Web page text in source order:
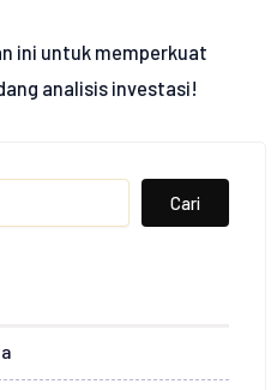
ini untuk memperkuat
analisis investasi!
Cari